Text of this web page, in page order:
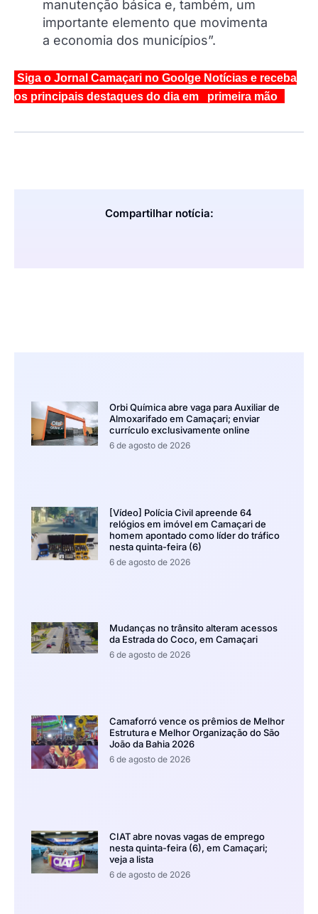
manutenção básica e, também, um
importante elemento que movimenta
a economia dos municípios”.
Siga o Jornal Camaçari no Goolge Notícias e receba
os principais destaques do dia em primeira mão
Compartilhar notícia:
Orbi Química abre vaga para Auxiliar de
Almoxarifado em Camaçari; enviar
currículo exclusivamente online
6 de agosto de 2026
[Vídeo] Polícia Civil apreende 64
relógios em imóvel em Camaçari de
homem apontado como líder do tráfico
nesta quinta-feira (6)
6 de agosto de 2026
Mudanças no trânsito alteram acessos
da Estrada do Coco, em Camaçari
6 de agosto de 2026
Camaforró vence os prêmios de Melhor
Estrutura e Melhor Organização do São
João da Bahia 2026
6 de agosto de 2026
CIAT abre novas vagas de emprego
nesta quinta-feira (6), em Camaçari;
veja a lista
6 de agosto de 2026